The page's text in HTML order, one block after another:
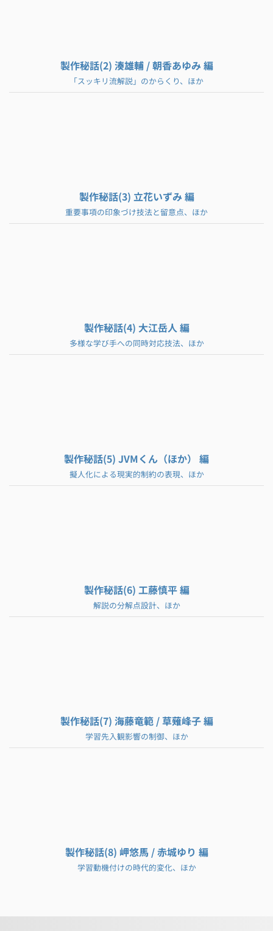
製作秘話(2) 湊雄輔 / 朝香あゆみ 編
「スッキリ流解説」のからくり、ほか
製作秘話(3) 立花いずみ 編
重要事項の印象づけ技法と留意点、ほか
製作秘話(4) 大江岳人 編
多様な学び手への同時対応技法、ほか
製作秘話(5) JVMくん（ほか） 編
擬人化による現実的制約の表現、ほか
製作秘話(6) 工藤慎平 編
解説の分解点設計、ほか
製作秘話(7) 海藤竜範 / 草薙峰子 編
学習先入観影響の制御、ほか
製作秘話(8) 岬悠馬 / 赤城ゆり 編
学習動機付けの時代的変化、ほか